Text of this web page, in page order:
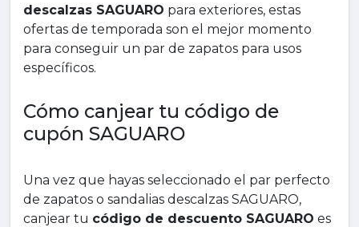
descalzas SAGUARO para exteriores, estas
ofertas de temporada son el mejor momento
para conseguir un par de zapatos para usos
específicos.
Cómo canjear tu código de
cupón SAGUARO
Una vez que hayas seleccionado el par perfecto
de zapatos o sandalias descalzas SAGUARO,
canjear tu código de descuento SAGUARO es